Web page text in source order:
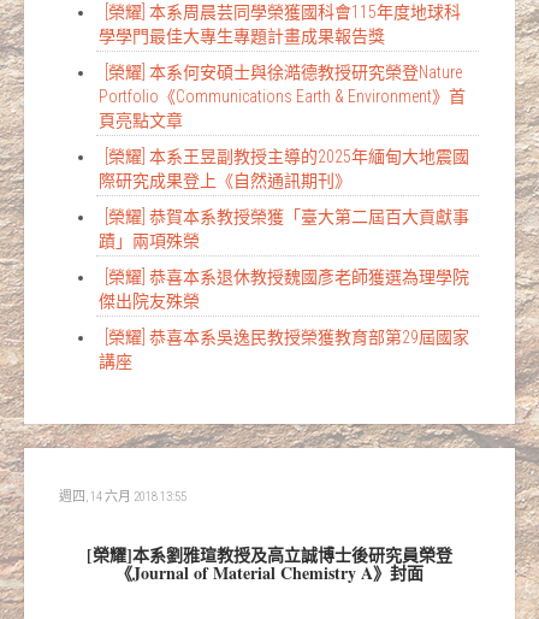
[榮耀] 本系周晨芸同學榮獲國科會115年度地球科
學學門最佳大專生專題計畫成果報告獎
[榮耀] 本系何安碩士與徐澔德教授研究榮登Nature
Portfolio《Communications Earth & Environment》首
頁亮點文章
[榮耀] 本系王昱副教授主導的2025年緬甸大地震國
際研究成果登上《自然通訊期刊》
[榮耀] 恭賀本系教授榮獲「臺大第二屆百大貢獻事
蹟」兩項殊榮
[榮耀] 恭喜本系退休教授魏國彥老師獲選為理學院
傑出院友殊榮
[榮耀] 恭喜本系吳逸民教授榮獲教育部第29屆國家
講座
週四, 14 六月 2018 13:55
[榮耀]本系劉雅瑄教授及高立誠博士後研究員榮登
《Journal of Material Chemistry A》封面